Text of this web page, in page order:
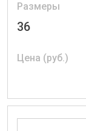
Размеры
36
Цена (руб.)